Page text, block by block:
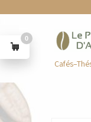
0